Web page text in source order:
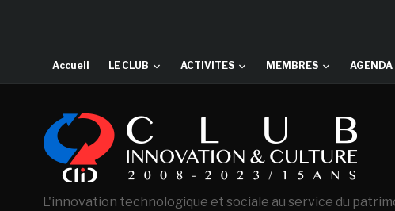
Accueil LE CLUB ACTIVITES MEMBRES AGENDA
L'innovation technologique et sociale au service du